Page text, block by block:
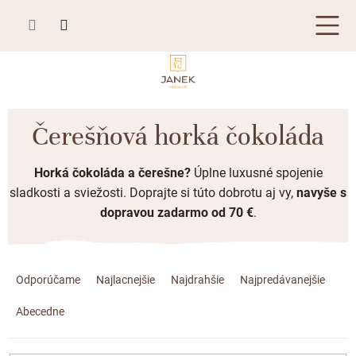
Plnená čokoláda
Mliečna čokoláda
Čokoláda Passion
Lámaná čokoláda
BONBONIÉRY, PRALINKY A HĽUZOVKY
Bonboniéry
Kusové pralinky a hľuzovky
Čokoládové lízanky
Čokoládové srdiečka
Čokoládové figúrky
Čokoládové krémy
ZÁKAZKOVÁ VÝROBA
Letné darčeky
Svadobné čokolády
KAKAOVÉ VÝROBKY
Kakaové maslo
Čerešňová horká čokoláda
Horká čokoláda a čerešne?Úplne luxusné spojenie
sladkosti a sviežosti. Doprajte si túto dobrotu aj vy, navyše s
dopravou zadarmo od 70 €.
n
Odporúčame Najlacnejšie Najdrahšie Najpredávanejšie
Abecedne